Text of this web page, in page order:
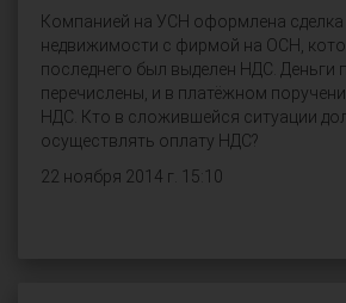
Компанией на УСН оформлена
недвижимости с фирмой на ОСН,
последнего был выделен НДС. Деньги
перечислены, и в платёжном
НДС. Кто в сложившейся ситуации
осуществлять оплату НДС?
22 ноября 2014 г. 15:10